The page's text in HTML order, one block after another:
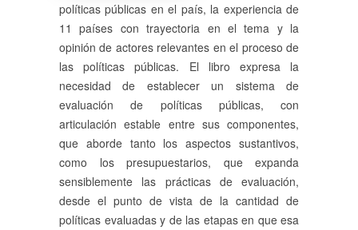
políticas públicas en el país, la experiencia de
11 países con trayectoria en el tema y la
opinión de actores relevantes en el proceso de
las políticas públicas. El libro expresa la
necesidad de establecer un sistema de
evaluación de políticas públicas, con
articulación estable entre sus componentes,
que aborde tanto los aspectos sustantivos,
como los presupuestarios, que expanda
sensiblemente las prácticas de evaluación,
desde el punto de vista de la cantidad de
políticas evaluadas y de las etapas en que esa